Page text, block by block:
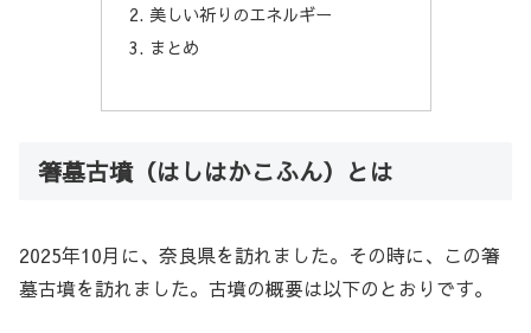
美しい祈りのエネルギー
まとめ
箸墓古墳（はしはかこふん）とは
2025年10月に、奈良県を訪れました。その時に、この箸
墓古墳を訪れました。古墳の概要は以下のとおりです。